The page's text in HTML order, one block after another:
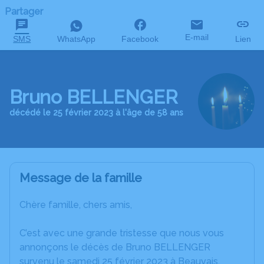
Partager
SMS WhatsApp Facebook E-mail Lien
Bruno BELLENGER
décédé le 25 février 2023 à l'âge de 58 ans
Message de la famille
Chère famille, chers amis,
C’est avec une grande tristesse que nous vous
annonçons le décès de Bruno BELLENGER
survenu le samedi 25 février 2023 à Beauvais.